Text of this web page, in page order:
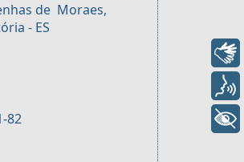
de Moraes,
- ES
82
Libras
+ Acessibilidade